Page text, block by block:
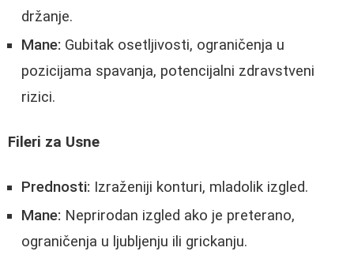
držanje.
Mane: Gubitak osetljivosti, ograničenja u
pozicijama spavanja, potencijalni zdravstveni
rizici.
Fileri za Usne
Prednosti: Izraženiji konturi, mladolik izgled.
Mane: Neprirodan izgled ako je preterano,
ograničenja u ljubljenju ili grickanju.